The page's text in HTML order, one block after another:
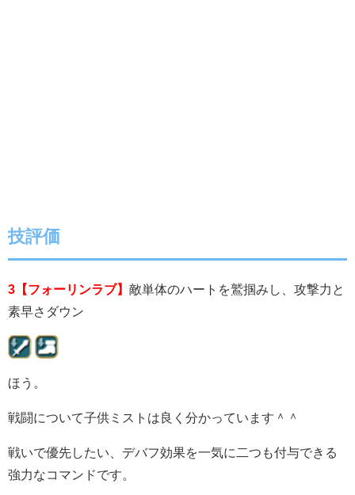
技評価
3【フォーリンラブ】 敵単体のハートを鷲掴みし、攻撃力と
素早さダウン
ほう。
戦闘について子供ミストは良く分かっています＾＾
戦いで優先したい、デバフ効果を一気に二つも付与できる
強力なコマンドです。